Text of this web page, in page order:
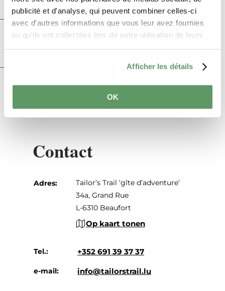
publicité et d'analyse, qui peuvent combiner celles-ci
avec d'autres informations que vous leur avez fournies
ou qu'ils ont collectées lors de votre utilisation de leurs
Afficher les détails
OK
Jeugdherbergen &
Vakantiehuisjes info
Praktische informatie
Contact
Adres:
Tailor’s Trail ‘gîte d’adventure’
34a, Grand Rue
L-6310 Beaufort
Op kaart tonen
Tel.: +352 691 39 37 37
e-mail: info@tailorstrail.lu